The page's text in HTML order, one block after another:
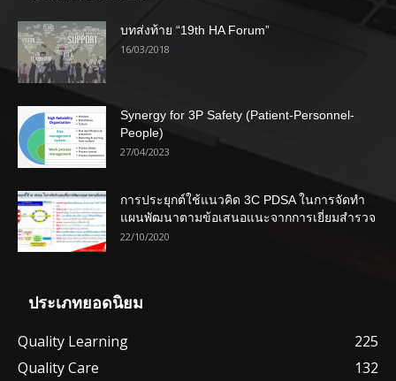
บทส่งท้าย “19th HA Forum”
16/03/2018
Synergy for 3P Safety (Patient-Personnel-
People)
27/04/2023
การประยุกต์ใช้แนวคิด 3C PDSA ในการจัดทำ
แผนพัฒนาตามข้อเสนอแนะจากการเยี่ยมสำรวจ
22/10/2020
ประเภทยอดนิยม
Quality Learning
225
Quality Care
132